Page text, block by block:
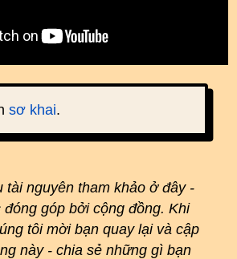
sơ khai.
tài nguyên tham khảo ở đây -
góp bởi cộng đồng. Khi
tôi mời bạn quay lại và cập
này - chia sẻ những gì bạn